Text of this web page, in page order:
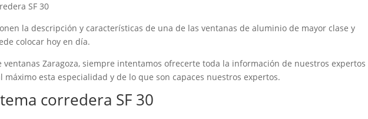
SF 30
la descripción y características de una de las ventanas de aluminio de mayor clase y
colocar hoy en día.
ventanas Zaragoza, siempre intentamos ofrecerte toda la información de nuestros expertos
máximo esta especialidad y de lo que son capaces nuestros expertos.
corredera SF 30